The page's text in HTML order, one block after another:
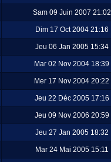
Sam 09 Juin 2007 21:02
Dim 17 Oct 2004 21:16
Jeu 06 Jan 2005 15:34
Mar 02 Nov 2004 18:39
Mer 17 Nov 2004 20:22
Jeu 22 Déc 2005 17:16
Jeu 09 Nov 2006 20:59
Jeu 27 Jan 2005 18:32
Mar 24 Mai 2005 15:11